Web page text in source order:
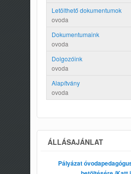
Letölthető dokumentumok
ovoda
Dokumentumaink
ovoda
Dolgozóink
ovoda
Alapítvány
ovoda
ÁLLÁSAJÁNLAT
Pályázat